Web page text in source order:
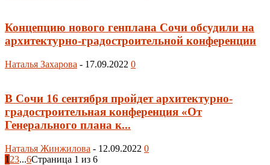
Концепцию нового генплана Сочи обсудили на
архитектурно-градостроительной конференции
Наталья Захарова - 17.09.2022 0
В Сочи 16 сентября пройдет архитектурно-
градостроительная конференция «От
Генерального плана к...
Наталья Жинжилова - 12.09.2022 0
1 23...6Страница 1 из 6